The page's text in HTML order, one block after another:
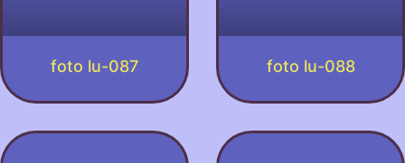
foto lu-087 foto lu-088